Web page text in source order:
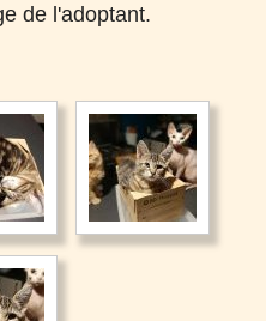
de l'adoptant.